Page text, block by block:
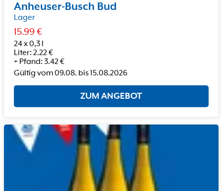
Anheuser-Busch Bud
Lager
15.99 €
24 x 0,3 l
Liter: 2.22€
+ Pfand: 3.42€
Gültig vom09.08. bis15.08.2026
ZUM ANGEBOT